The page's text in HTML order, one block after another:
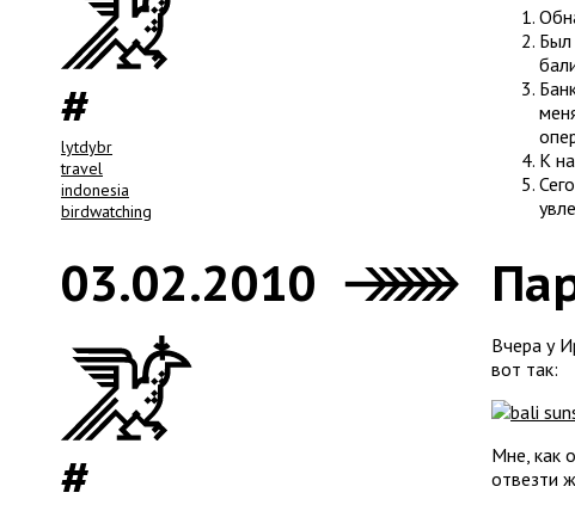
lytdybr
travel
indonesia
birdwatching
Был
К
03.02.2010
Вчера у
вот так:
Мне, как
отвезти